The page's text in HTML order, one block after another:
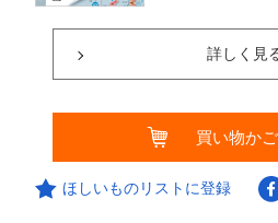
詳しく見
買い物か
ほしいものリストに登録